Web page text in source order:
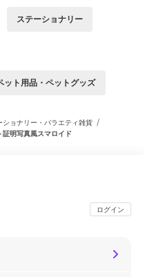
ステーショナリー
ット用品・ペットグッズ
ショナリー・バラエティ雑貨 /
明写真風スマロイド
ログイン